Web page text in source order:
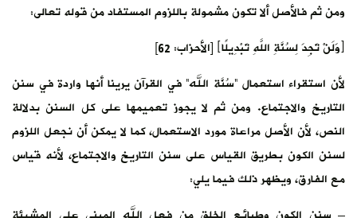
ومن ثم فالأصل ألا تكون مشمولة باللزوم المستفاد من قوله تعالى:
﴿وَلَنْ تَجِدَ لِسُنَّةِ اللَّهِ تَبْدِيلًا﴾ [الأحزاب: 62]
لأن استقراء استعمال “سُنَّة الله” في القرآن يرينا أنها واردة في سنن
التاريخ والاجتماع. ومن ثم لا يجوز تعميمها على كل السنن بدلالة
النص، لأن الأصل مراعاة مورد الاستعمال، كما لا يمكن أن نجعل اللزوم
لسنن الكون بطريق القياس على سنن التاريخ والاجتماع، لأنه قياس
مع الفارق، ويظهر ذلك فيما يلي: